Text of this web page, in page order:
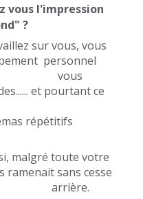
vous l'impression
?
vous, vous
personnel
et pourtant ce
répétitifs
toute votre
ramenait sans cesse